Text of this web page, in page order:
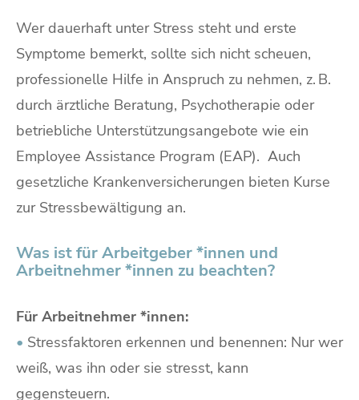
Wer dauerhaft unter Stress steht und erste
Symptome bemerkt, sollte sich nicht scheuen,
professionelle Hilfe in Anspruch zu nehmen, z. B.
durch ärztliche Beratung, Psychotherapie oder
betriebliche Unterstützungsangebote wie ein
Employee Assistance Program (EAP). Auch
gesetzliche Krankenversicherungen bieten Kurse
zur Stressbewältigung an.
Was ist für Arbeitgeber *innen und
Arbeitnehmer *innen zu beachten?
Für Arbeitnehmer *innen:
• Stressfaktoren erkennen und benennen: Nur wer
weiß, was ihn oder sie stresst, kann
gegensteuern.